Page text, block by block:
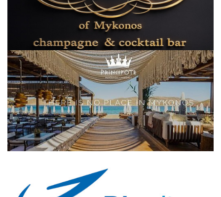
Local Elections 2023
Elections 2023
Γλώσσα
Ελληνικά English